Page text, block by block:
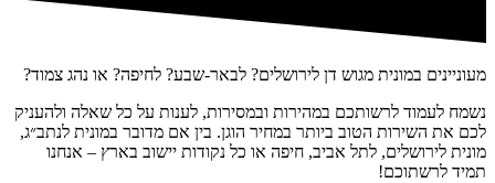
מעוניינים במונית מגוש דן לירושלים? לבאר-שבע? לחיפה? או נהג צמוד?
נשמח לעמוד לרשותכם במהירות ובמסירות, לענות על כל שאלה ולהעניק
לכם את השירות הטוב ביותר במחיר הוגן. בין אם מדובר במונית לנתב״ג,
מונית לירושלים, לתל אביב, חיפה או כל נקודות יישוב בארץ – אנחנו
תמיד לרשתוכם!